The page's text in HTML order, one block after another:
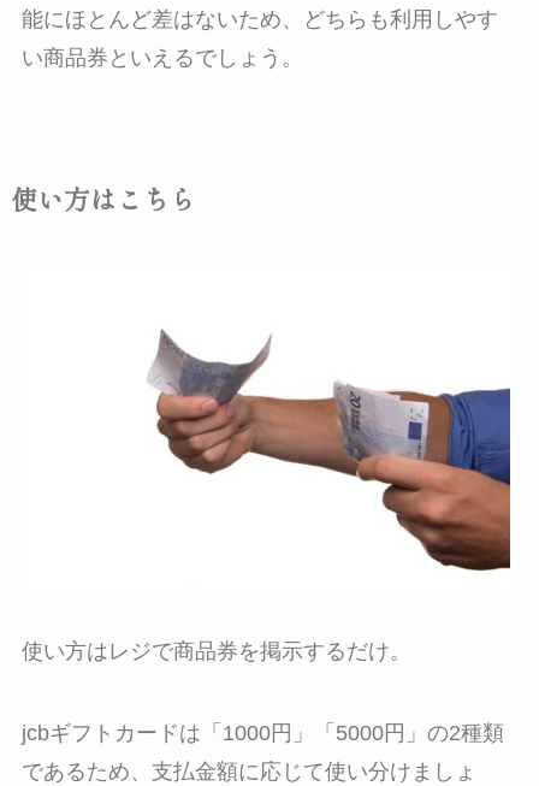
能にほとんど差はないため、どちらも利用しやす
い商品券といえるでしょう。
使い方はこちら
使い方はレジで商品券を掲示するだけ。
jcbギフトカードは「1000円」「5000円」の2種類
であるため、支払金額に応じて使い分けましょ